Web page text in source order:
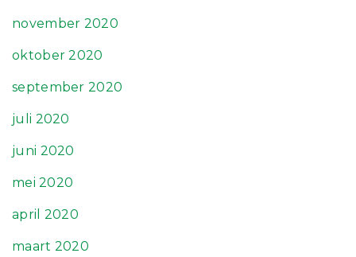
november 2020
oktober 2020
september 2020
juli 2020
juni 2020
mei 2020
april 2020
maart 2020